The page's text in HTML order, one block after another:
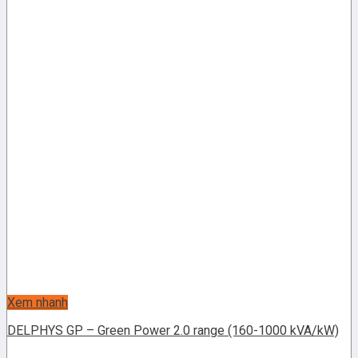
Xem nhanh
DELPHYS GP – Green Power 2.0 range (160-1000 kVA/kW)